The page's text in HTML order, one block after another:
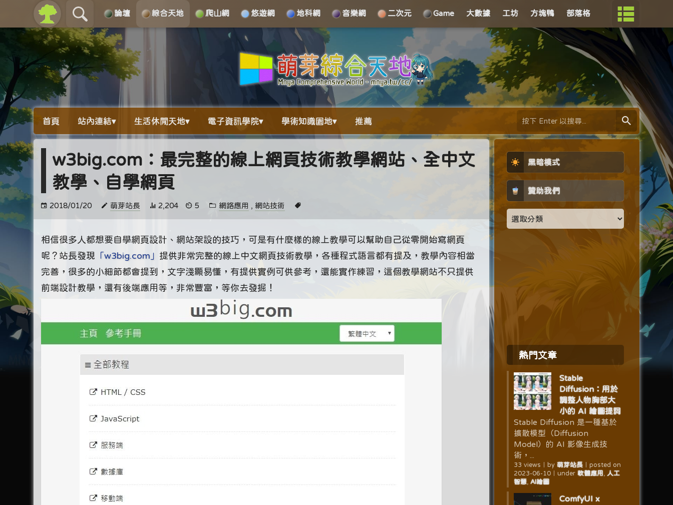
論壇 綜合天地 爬山網 悠遊網 地科網 音樂網 二次元 Game 大數據 工坊 方塊鴨 部落格
關於
首頁 站內連結▾ 生活休閒天地▾ 電子資訊學院▾ 學術知識園地▾ 推薦
w3big.com：最完整的線上網頁技術教學網站、全中文
教學、自學網頁
2018/01/20 萌芽站長 2,204 5 網路應用 , 網站技術
相信很多人都想要自學網頁設計、網站架設的技巧，可是有什麼樣的線上教學可以幫助自己從零開始寫網頁
呢？站長發現
「w3big.com」 提供非常完整的線上中文網頁技術教學，各種程式語言都有提及，教學內容相當
完善，很多的小細節都會提到，文字淺顯易懂，有提供實例可供參考，還能實作練習，這個教學網站不只提供
前端設計教學，還有後端應用等，非常豐富，等你去發掘！
黑暗模式
贊助我們
熱門文章
Stable
Diffusion：用於
調整人物胸部大
小的 AI 繪圖提詞
Stable Diffusion 是一種基於
擴散模型（Diffusion
Model）的 AI 影像生成技
術，...
33 views by 萌芽站長｜ posted on
2023-06-10｜ under 軟體應用
人工
智慧, AI繪圖
ComfyUI x